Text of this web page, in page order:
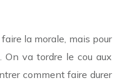
la morale, mais pour
On va tordre le cou aux
comment faire durer